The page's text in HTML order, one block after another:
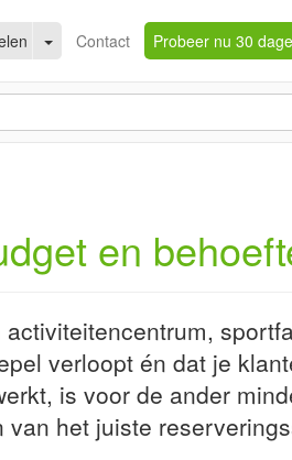
Contact Probeer nu 30
en
verloopt én dat je
is voor de ander
het juiste